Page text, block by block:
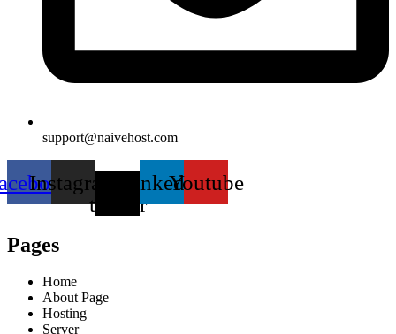
support@naivehost.com
Instagram
twitter
LinkedinYoutube
Pages
Home
About Page
Hosting
Server